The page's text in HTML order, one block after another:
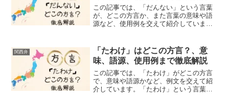
この記事では、「だんない」という言葉
が、どこの方言か、また言葉の意味や語
源など、使用例を交えて紹介していま
丈夫」「かまへん」「差し支えない」
「できなくても大丈夫」「なん...
関西弁
「たわけ」はどこの方言？、意
味、語源、使用例まで徹底解説
この記事では、「たわけ」がどこの方言
で、意味や語源かなど、例文を交えて紹
介しています。「たわけ」という言葉、